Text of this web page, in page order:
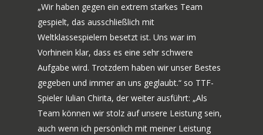
„Wir haben gegen ein extrem starkes Team
gespielt, das ausschließlich mit
Weltklassespielern besetzt ist. Uns war im
Vorhinein klar, dass es eine sehr schwere
Aufgabe wird. Trotzdem haben wir unser Bestes
gegeben und immer an uns geglaubt.“ so TTF-
Spieler Iulian Chirita, der weiter ausführt: „Als
Team können wir stolz auf unsere Leistung sein,
auch wenn ich persönlich mit meiner Leistung